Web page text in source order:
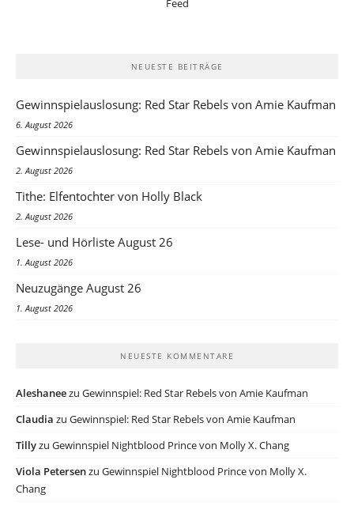
NEUESTE BEITRÄGE
Gewinnspielauslosung: Red Star Rebels von Amie Kaufman
6. August 2026
Gewinnspielauslosung: Red Star Rebels von Amie Kaufman
2. August 2026
Tithe: Elfentochter von Holly Black
2. August 2026
Lese- und Hörliste August 26
1. August 2026
Neuzugänge August 26
1. August 2026
NEUESTE KOMMENTARE
Aleshaneezu Gewinnspiel: Red Star Rebels von Amie Kaufman
Claudia zu Gewinnspiel: Red Star Rebels von Amie Kaufman
Tillyzu Gewinnspiel Nightblood Prince von Molly X. Chang
Viola Petersenzu Gewinnspiel Nightblood Prince von Molly X.
Chang